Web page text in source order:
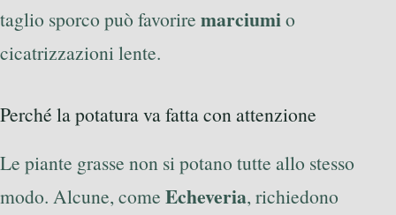
taglio sporco può favorire marciumio
cicatrizzazioni lente.
Perché la potatura va fatta con attenzione
Le piante grasse non si potano tutte allo stesso
modo. Alcune, come Echeveria, richiedono